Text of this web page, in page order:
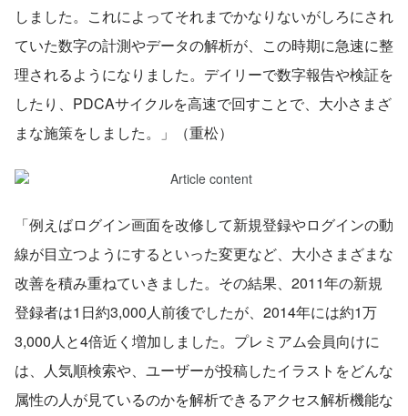
しました。これによってそれまでかなりないがしろにされ
ていた数字の計測やデータの解析が、この時期に急速に整
理されるようになりました。デイリーで数字報告や検証を
したり、PDCAサイクルを高速で回すことで、大小さまざ
まな施策をしました。」（重松）
「例えばログイン画面を改修して新規登録やログインの動
線が目立つようにするといった変更など、大小さまざまな
改善を積み重ねていきました。その結果、2011年の新規
登録者は1日約3,000人前後でしたが、2014年には約1万
3,000人と4倍近く増加しました。プレミアム会員向けに
は、人気順検索や、ユーザーが投稿したイラストをどんな
属性の人が見ているのかを解析できるアクセス解析機能な